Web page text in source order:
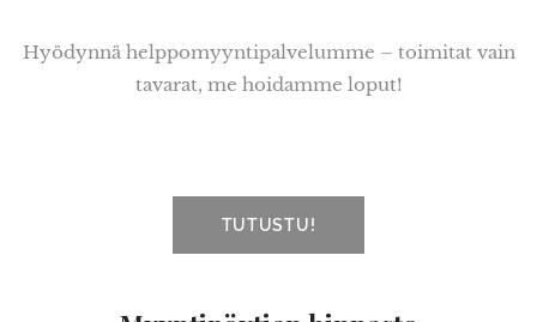
Hyödynnä helppomyyntipalvelumme – toimitat vain
tavarat, me hoidamme loput!
TUTUSTU!